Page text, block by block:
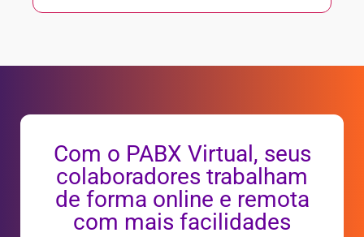
Com o PABX Virtual, seus
colaboradores trabalham
de forma online e remota
com mais facilidades